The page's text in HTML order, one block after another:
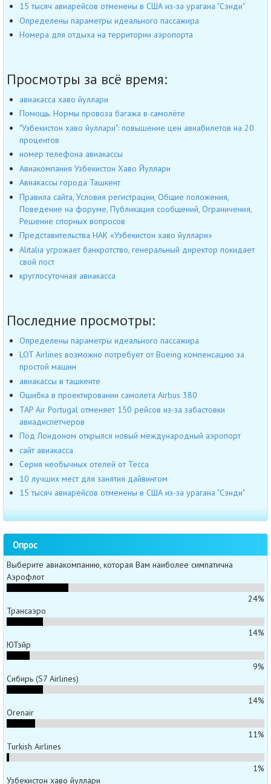
15 тысяч авиарейсов отменены в США из-за урагана "Сэнди"
Определены параметры идеального пассажира
Номера для отдыха на территории аэропорта
Просмотры за всё время:
авиакасса хаво йуллари
Помощь. Нормы провоза багажа в самолёте
"Узбекистон хаво йуллари": повышение цен авиабилетов на 20
процентов
номер телефона авиакассы
Авиакомпания Узбекистон Хаво Йуллари
Авиакассы города Ташкент
Правила сайта, Условия регистрации, Общие положения,
Поведение на форуме, Публикация сообщений, Ограничения,
Решение спорных вопросов
Представительства НАК «Узбекистон хаво йуллари»
Alitalia угрожает банкротство, генеральный директор покидает
свой пост
круглосуточная авиакасса
Последние просмотры:
Определены параметры идеального пассажира
LOT Airlines возможно потребует от Boeing компенсацию за
простой машин
авиакассы в ташкенте
Ошибка в проектировании самолета Airbus 380
TAP Air Portugal отменяет 150 рейсов из-за забастовки
авиадиспетчеров
Под Лондоном открылся новый международный аэропорт
сайт авиакасса
Серия необычных отелей от Tecca
10 лучших мест для занятия дайвингом
15 тысяч авиарейсов отменены в США из-за урагана "Сэнди"
Опрос
Выберите авиакомпанию, которая Вам наиболее симпатична
Аэрофлот
24%
Трансаэро
14%
ЮТэйр
9%
Сибирь (S7 Airlines)
14%
Orenair
11%
Turkish Airlines
1%
Узбекистон хаво йуллари